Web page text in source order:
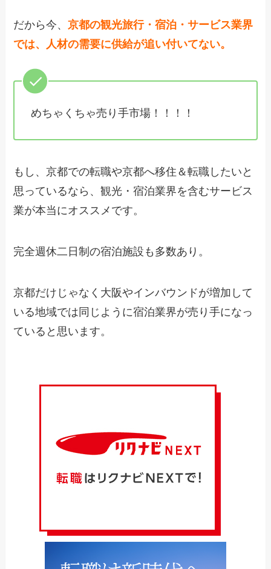
だから今、京都の観光旅行・宿泊・サービス業界
では、人材の需要に供給が追い付いてない。
めちゃくちゃ売り手市場！！！！
もし、京都での転職や京都へ移住＆転職したいと
思っているなら、観光・宿泊業界を含むサービス
業が本当にオススメです。
完全週休二日制の宿泊施設も多数あり。
京都だけじゃなく大阪やインバウンドが増加して
いる地域では同じように宿泊業界が売り手になっ
ていると思います。